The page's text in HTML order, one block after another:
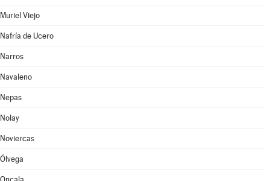
Muriel Viejo
Nafría de Ucero
Narros
Navaleno
Nepas
Nolay
Noviercas
Ólvega